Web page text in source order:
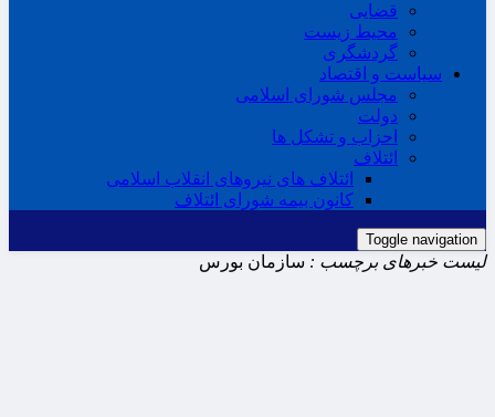
قضایی
محیط زیست
گردشگری
سیاست و اقتصاد
مجلس شورای اسلامی
دولت
احزاب و تشکل ها
ائتلاف
ائتلاف های نیروهای انقلاب اسلامی
کانون بیمه شورای ائتلاف
Toggle navigation
لیست خبرهای برچسب : سازمان بورس